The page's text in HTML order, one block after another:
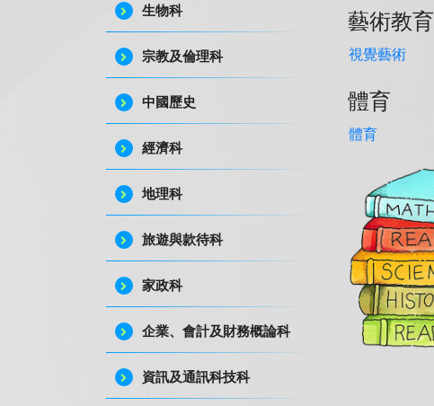
生物科
宗教及倫理科
中國歷史
經濟科
地理科
旅遊與款待科
家政科
企業、會計及財務概論科
資訊及通訊科技科
藝術教育
視覺藝術
體育
體育